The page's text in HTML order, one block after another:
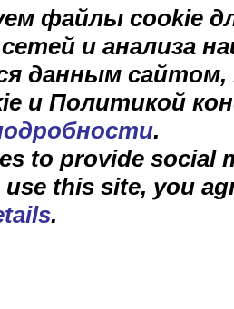
файлы cookie
и анализа
данным
и Политикой
.
to provide social
this site, you
.